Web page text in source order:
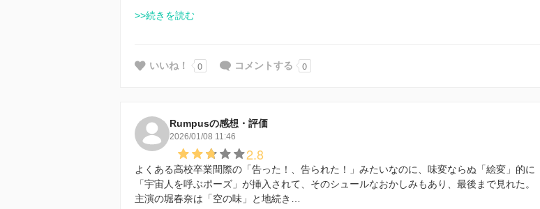
>>続きを読む
いいね！ 0 コメントする 0
Rumpusの感想・評価
2026/01/08 11:46
2.8
よくある高校卒業間際の「告った！、告られた！」みたいなのに、味変ならぬ「絵変」的に
「宇宙人を呼ぶポーズ」が挿入されて、そのシュールなおかしみもあり、最後まで見れた。
主演の堀春奈は「空の味」と地続き…